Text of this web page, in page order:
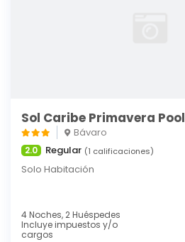
Sol Caribe Primavera Pool
Bávaro
2.0 Regular (1 calificaciones)
Solo Habitación
4 Noches, 2 Huéspedes
Incluye impuestos y/o
cargos